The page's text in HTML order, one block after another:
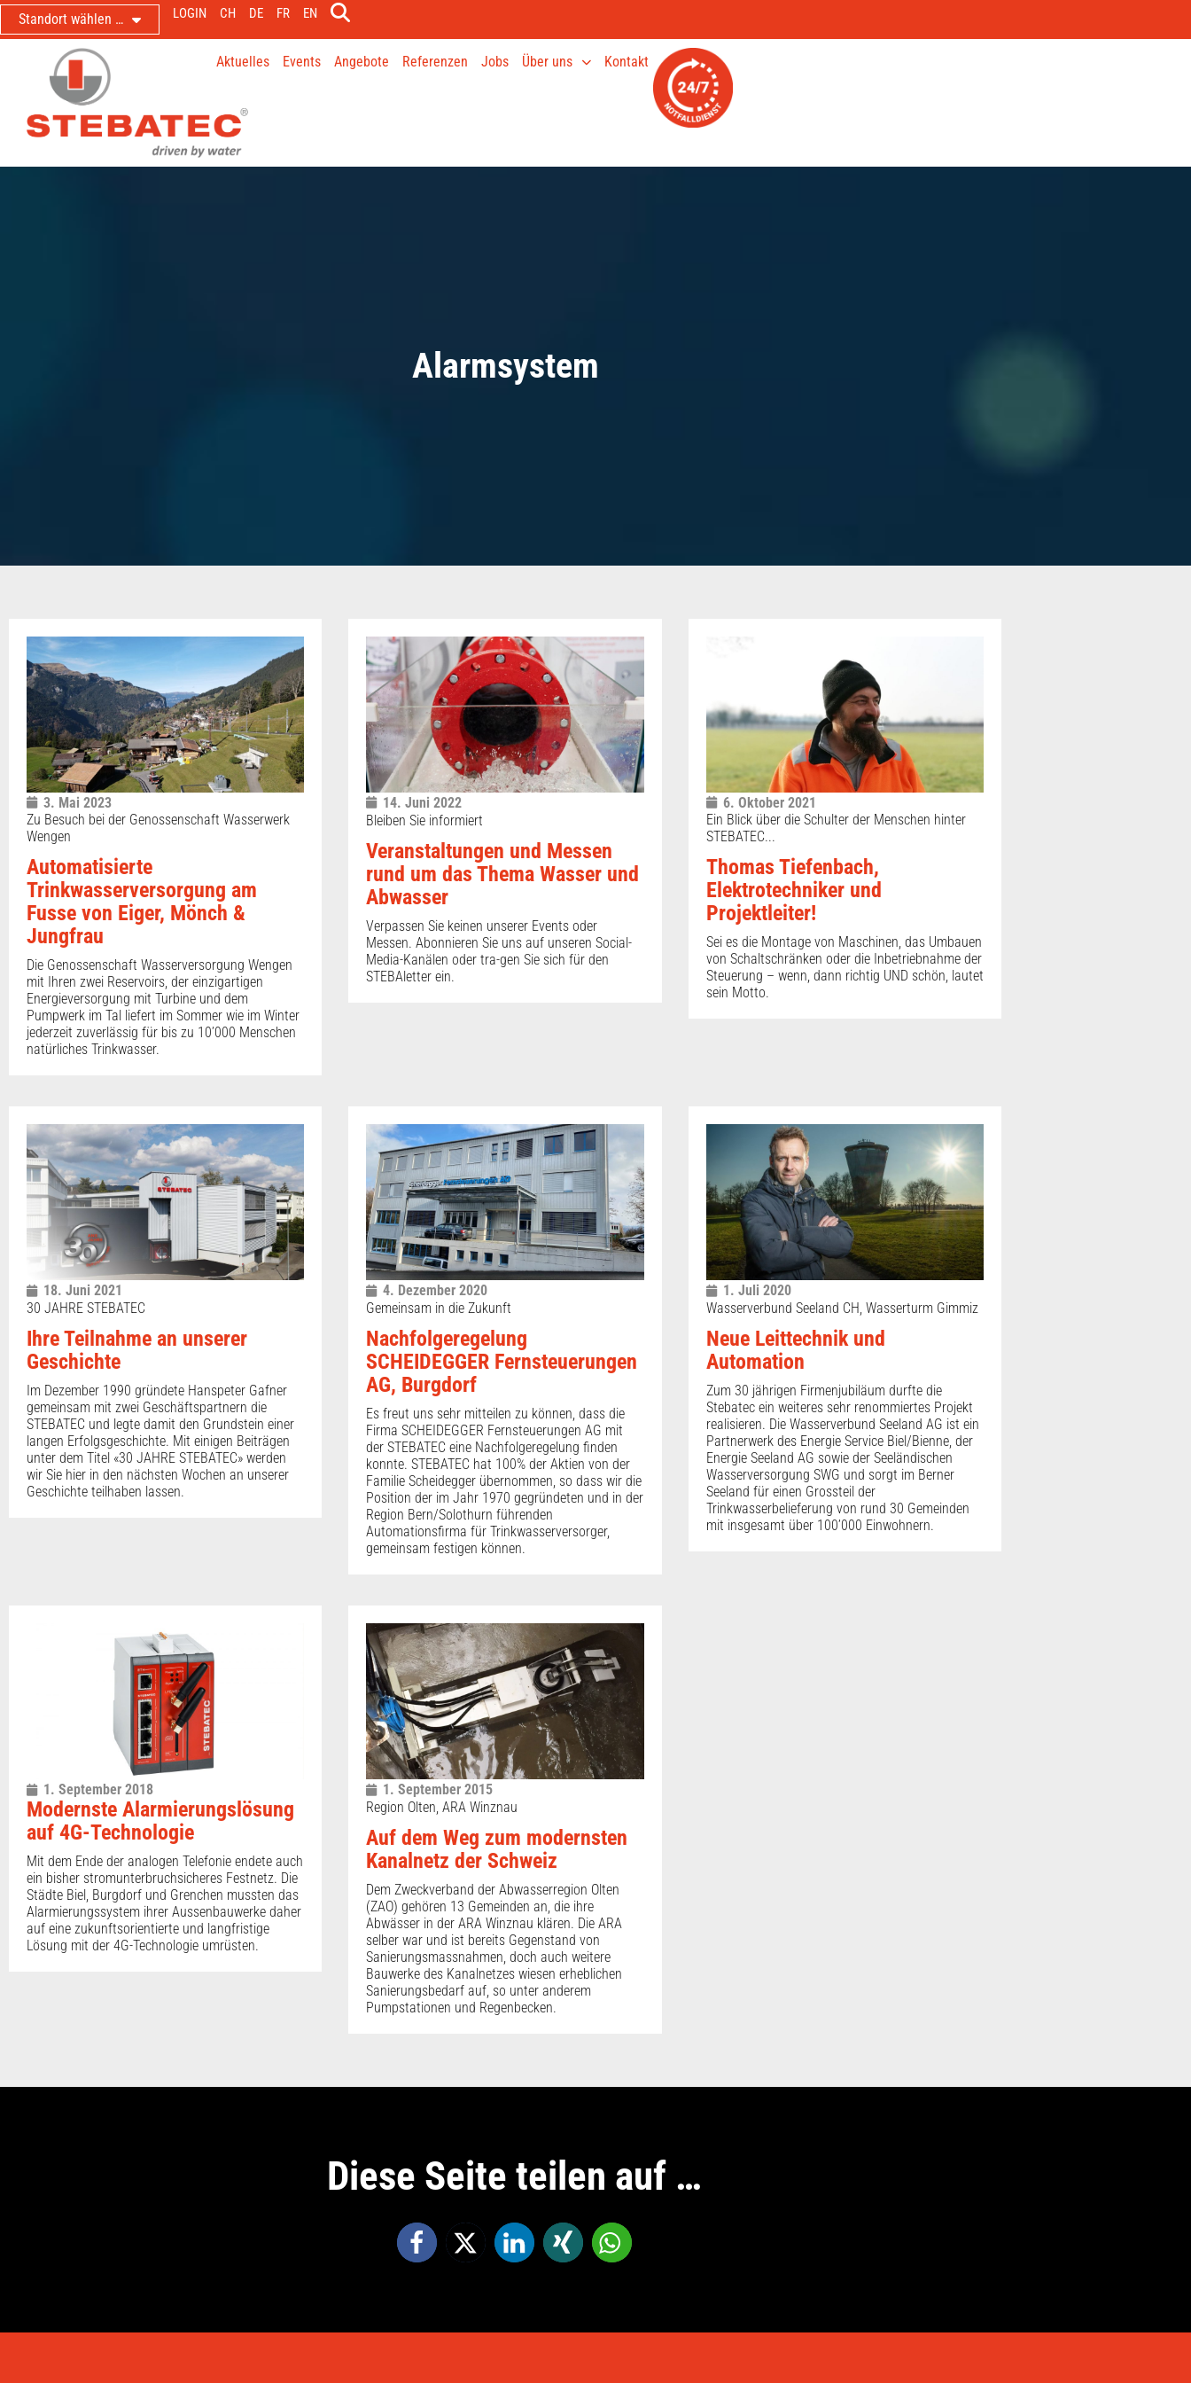
Standort wählen … LOGIN CH DE FR EN
Aktuelles Events Angebote Referenzen Jobs Über uns Kontakt
Alarmsystem
3. Mai 2023
Zu Besuch bei der Genossenschaft Wasserwerk
Wengen
Automatisierte
Trinkwasserversorgung am
Fusse von Eiger, Mönch &
Jungfrau
Die Genossenschaft Wasserversorgung Wengen
mit Ihren zwei Reservoirs, der einzigartigen
Energieversorgung mit Turbine und dem
Pumpwerk im Tal liefert im Sommer wie im Winter
jederzeit zuverlässig für bis zu 10’000 Menschen
natürliches Trinkwasser.
14. Juni 2022
Bleiben Sie informiert
Veranstaltungen und Messen
rund um das Thema Wasser und
Abwasser
Verpassen Sie keinen unserer Events oder
Messen. Abonnieren Sie uns auf unseren Social-
Media-Kanälen oder tra-gen Sie sich für den
STEBAletter ein.
6. Oktober 2021
Ein Blick über die Schulter der Menschen hinter
STEBATEC...
Thomas Tiefenbach,
Elektrotechniker und
Projektleiter!
Sei es die Montage von Maschinen, das Umbauen
von Schaltschränken oder die Inbetriebnahme der
Steuerung – wenn, dann richtig UND schön, lautet
sein Motto.
18. Juni 2021
30 JAHRE STEBATEC
Ihre Teilnahme an unserer
Geschichte
Im Dezember 1990 gründete Hanspeter Gafner
gemeinsam mit zwei Geschäftspartnern die
STEBATEC und legte damit den Grundstein einer
langen Erfolgsgeschichte. Mit einigen Beiträgen
unter dem Titel «30 JAHRE STEBATEC» werden
wir Sie hier in den nächsten Wochen an unserer
Geschichte teilhaben lassen.
4. Dezember 2020
Gemeinsam in die Zukunft
Nachfolgeregelung
SCHEIDEGGER Fernsteuerungen
AG, Burgdorf
Es freut uns sehr mitteilen zu können, dass die
Firma SCHEIDEGGER Fernsteuerungen AG mit
der STEBATEC eine Nachfolgeregelung finden
konnte. STEBATEC hat 100% der Aktien von der
Familie Scheidegger übernommen, so dass wir die
Position der im Jahr 1970 gegründeten und in der
Region Bern/Solothurn führenden
Automationsfirma für Trinkwasserversorger,
gemeinsam festigen können.
1. Juli 2020
Wasserverbund Seeland CH, Wasserturm Gimmiz
Neue Leittechnik und
Automation
Zum 30 jährigen Firmenjubiläum durfte die
Stebatec ein weiteres sehr renommiertes Projekt
realisieren. Die Wasserverbund Seeland AG ist ein
Partnerwerk des Energie Service Biel/Bienne, der
Energie Seeland AG sowie der Seeländischen
Wasserversorgung SWG und sorgt im Berner
Seeland für einen Grossteil der
Trinkwasserbelieferung von rund 30 Gemeinden
mit insgesamt über 100’000 Einwohnern.
1. September 2018
Modernste Alarmierungslösung
auf 4G-Technologie
Mit dem Ende der analogen Telefonie endete auch
ein bisher stromunterbruchsicheres Festnetz. Die
Städte Biel, Burgdorf und Grenchen mussten das
Alarmierungssystem ihrer Aussenbauwerke daher
auf eine zukunftsorientierte und langfristige
Lösung mit der 4G-Technologie umrüsten.
1. September 2015
Region Olten, ARA Winznau
Auf dem Weg zum modernsten
Kanalnetz der Schweiz
Dem Zweckverband der Abwasserregion Olten
(ZAO) gehören 13 Gemeinden an, die ihre
Abwässer in der ARA Winznau klären. Die ARA
selber war und ist bereits Gegenstand von
Sanierungsmassnahmen, doch auch weitere
Bauwerke des Kanalnetzes wiesen erheblichen
Sanierungsbedarf auf, so unter anderem
Pumpstationen und Regenbecken.
Diese Seite teilen auf …